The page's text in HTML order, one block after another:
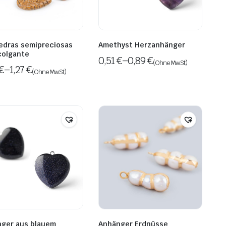
semipreciosas
–1,27€(Ohne MwSt)
Amethyst Herzanhänger
0,51€–0,89€(Ohne MwSt)
aus blauem Anhänger Erdnüsse